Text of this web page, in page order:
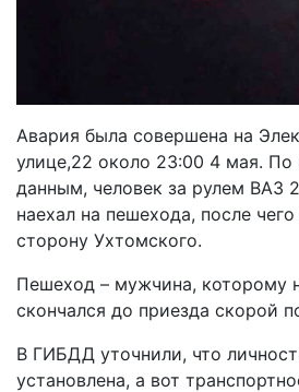
Авария была совершена на
улице,22 около 23:00 4 мая. По
данным, человек за рулем ВАЗ
наехал на пешехода, после
сторону Ухтомского.
Пешеход – мужчина, которому
скончался до приезда скорой
В ГИБДД уточнили, что
установлена, а вот